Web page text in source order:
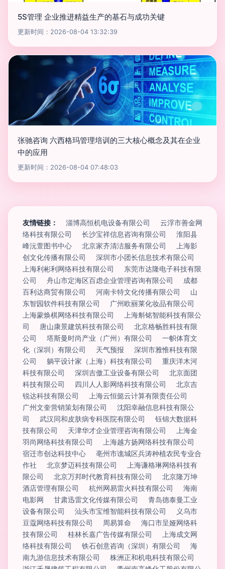
5S管理 企业推进精益生产的基石与成功关键
更新时间：2026-08-04 13:32:39
张驰咨询 六西格玛管理培训的三大核心概念及其在企业
中的应用
更新时间：2026-08-04 07:48:03
友情链接： 淄博高恒机电设备有限公司
云浮市善金网
络科技有限公司
长沙宝祥信息咨询有限公司
淮阳县
峰沅萱图书中心
北京家齐清洁服务有限公司
上海影
创文化传播有限公司
深圳市小团长信息技术有限公司
上海利彬利网络科技有限公司
东莞市达隆电子科技有限
公司
舟山市定海区百虑企业管理咨询有限公司
成都
百利达商贸有限公司
河南卡特文化传播有限公司
山
东智园软件科技有限公司
广州欧丽莱化妆品有限公司
上海蒙焕棋网络科技有限公司
上海斛铭智能科技有限公
司
唐山康景建筑科技有限公司
北京格畅胜科技有限
公司
塔斯曼时尚产业（广州）有限公司
一帜体育文
化（深圳）有限公司
天气预报
深圳市雅惟科技有限
公司
躺平设计家（上海）科技有限公司
重庆洋木河
科技有限公司
深圳吉傲工业设备有限公司
北京面团
科技有限公司
四川人人影网络科技有限公司
北京吉
锐达科技有限公司
上海云恒懿云计算有限责任公司
广州文奎营销策划有限公司
沈阳幸融信息科技有限公
司
武汉同和皮肤病专科医院有限公司
钰锦大数据科
技有限公司
天津华才企业管理咨询有限公司
上海金
羽尚网络科技有限公司
上海越方扬网络科技有限公司
宿迁市创达科技中心
亳州市谯城区兵涛种植农民专业合
作社
北京梦迈科技有限公司
上海谦格琳网络科技有
限公司
北京万邦时代教育科技有限公司
北京隆万坤
酒店管理有限公司
杭州网易雷火科技有限公司
海南
电影网
甘肃迅雷文化传媒有限公司
青岛德泰曼工业
设备有限公司
汕头市宝维智能科技有限公司
义乌市
豆蔻网络科技有限公司
周易算命
海口市呈娅网络科
技有限公司
桂林长嘉广告传媒有限公司
上海成文网
络科技有限公司
铁石创意咨询（深圳）有限公司
海
南九游信息技术有限公司
株洲正和机电科技有限公司